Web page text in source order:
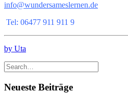
info@wundersameslernen.de
Tel: 06477 911 911 9
by Uta
Neueste Beiträge